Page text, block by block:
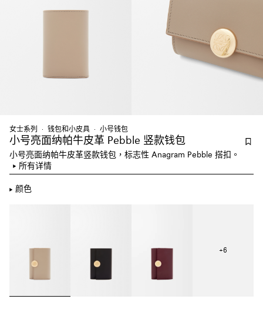
女士系列 钱包和小皮具 小号钱包
小号亮面纳帕牛皮革 Pebble 竖款钱包
小号亮面纳帕牛皮革竖款钱包，标志性 Anagram Pebble 搭扣。
所有详情
颜色
+6